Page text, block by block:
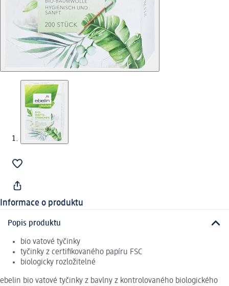
Informace o produktu
Popis produktu
bio vatové tyčinky
tyčinky z certifikovaného papíru FSC
biologicky rozložitelné
ebelin bio vatové tyčinky z bavlny z kontrolovaného biologického